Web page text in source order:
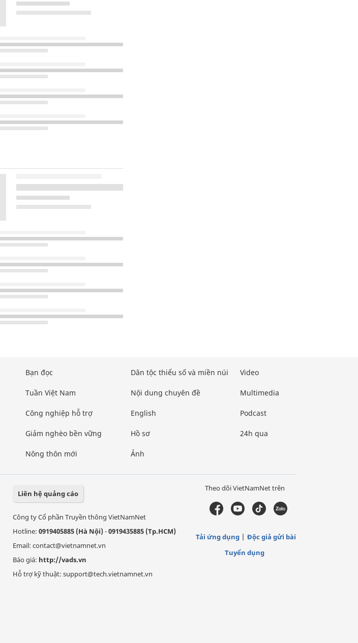
Bạn đọc
Tuần Việt Nam
Công nghiệp hỗ trợ
Giảm nghèo bền vững
Nông thôn mới
Dân tộc thiểu số và miền núi
Nội dung chuyên đề
English
Hồ sơ
Ảnh
Video
Multimedia
Podcast
24h qua
Liên hệ quảng cáo
Công ty Cổ phần Truyền thông VietNamNet
Hotline: 0919405885 (Hà Nội)-0919435885 (Tp.HCM)
Email: contact@vietnamnet.vn
Báo giá: http://vads.vn
Hỗ trợ kỹ thuật: support@tech.vietnamnet.vn
Theo dõi VietNamNet trên
Tải ứng dụng
Độc giả gửi bài
Tuyển dụng